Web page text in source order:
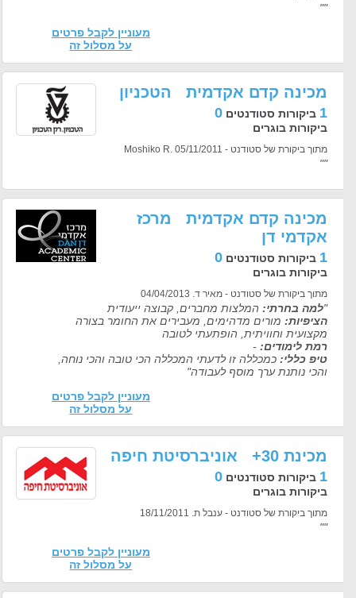
""
מעוניין לקבל פרטים
על מסלול זה
מכינה קדם אקדמית הטכניון
1 ביקורות סטודנטים 0
ביקורות בוגרים
מתוך ביקורת של סטודנט - Moshiko R. 05/11/2011
""
מכינה קדם אקדמית מרכז
אקדמי דן
1 ביקורות סטודנטים 0
ביקורות בוגרים
מתוך ביקורת של סטודנט - מאיר ד. 04/04/2013
"למה בחרתי: המלצות מחברים, קבוצה ייעודית
הציפיות: מורים מדהימים, מעבירים את החומר בצורה
מקצועית וחוויתית, הופתעתי לטובה
רמת לימודים: -
טיפ כללי: כמכללה זו לדעתי המכללה הכי טובה והכי נוחה,
והכי נותנת ערך מוסף לעבודה"
מעוניין לקבל פרטים
על מסלול זה
מכינת 30+ אוניברסיטת חיפה
1 ביקורות סטודנטים 0
ביקורות בוגרים
מתוך ביקורת של סטודנט - ענבל ת. 18/11/2011
""
מעוניין לקבל פרטים
על מסלול זה